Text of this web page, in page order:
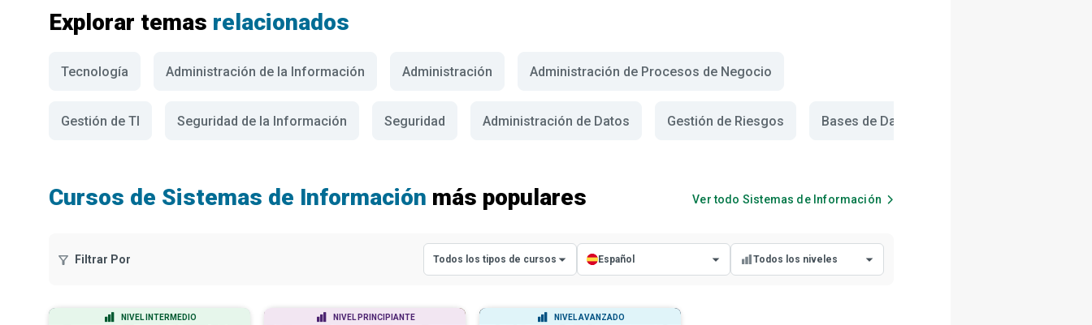
Explorar temas relacionados
Tecnología Administración de la Información Administración Administración de Procesos de Negocio
Gestión de TI Seguridad de la Información Seguridad Administración de Datos Gestión de Riesgos Bases de Datos
Cursos de Sistemas de Información más populares Ver todo Sistemas de Información
Filtrar Por Todos los tipos de cursos Español Todos los niveles
NIVEL INTERMEDIO NIVEL PRINCIPIANTE NIVEL AVANZADO